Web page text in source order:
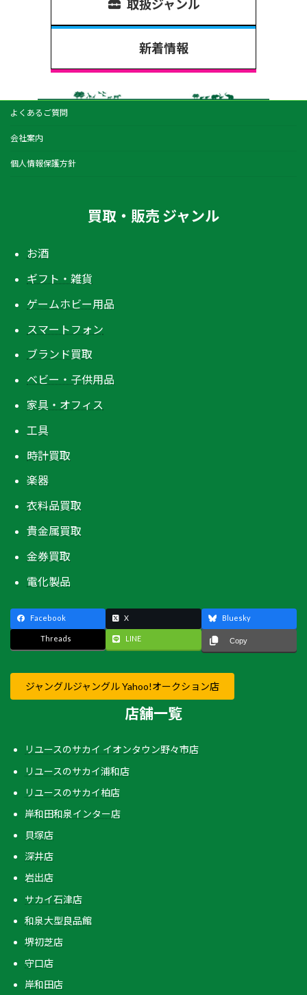
取扱ジャンル
新着情報
よくあるご質問
会社案内
個人情報保護方針
買取・販売 ジャンル
お酒
ギフト・雑貨
ゲームホビー用品
スマートフォン
ブランド買取
ベビー・子供用品
家具・オフィス
工具
時計買取
楽器
衣料品買取
貴金属買取
金券買取
電化製品
Facebook X Bluesky
Threads LINE Copy
ジャングルジャングル Yahoo!オークション店
店舗一覧
リユースのサカイ イオンタウン野々市店
リユースのサカイ浦和店
リユースのサカイ柏店
岸和田和泉インター店
貝塚店
深井店
岩出店
サカイ石津店
和泉大型良品館
堺初芝店
守口店
岸和田店